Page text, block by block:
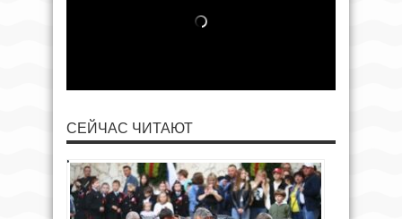
СЕЙЧАС ЧИТАЮТ